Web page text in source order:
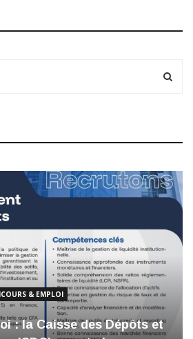
& EMPLOI
: la Caisse des Dépôts et